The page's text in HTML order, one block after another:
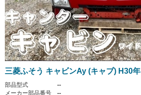
三菱ふそう キャビンAy (キャブ) H30年
部品型式
--
メーカー部品番号
--